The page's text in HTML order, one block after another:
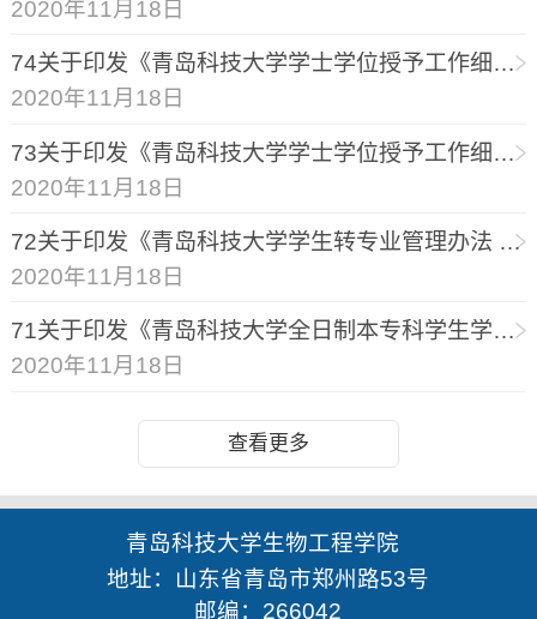
2020年11月18日
74关于印发《青岛科技大学学士学位授予工作细则》的通知（2017）.
2020年11月18日
73关于印发《青岛科技大学学士学位授予工作细则》的通知（2015）.
2020年11月18日
72关于印发《青岛科技大学学生转专业管理办法 （试行）》的通知
2020年11月18日
71关于印发《青岛科技大学全日制本专科学生学籍管理办法》的通知
2020年11月18日
查看更多
青岛科技大学生物工程学院
地址：山东省青岛市郑州路53号
邮编：266042